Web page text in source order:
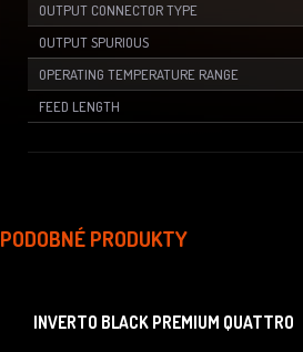
OUTPUT CONNECTOR TYPE
OUTPUT SPURIOUS
OPERATING TEMPERATURE RANGE
FEED LENGTH
PODOBNÉ PRODUKTY
INVERTO BLACK PREMIUM QUATTRO